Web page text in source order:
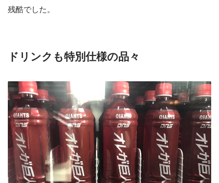
残酷でした。
ドリンクも特別仕様の品々